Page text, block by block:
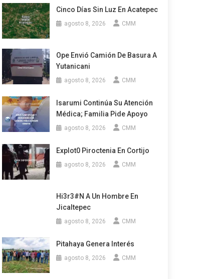
Cinco Días Sin Luz En Acatepec
agosto 8, 2026 CMM
Ope Envió Camión De Basura A
Yutanicani
agosto 8, 2026 CMM
Isarumi Continúa Su Atención
Médica; Familia Pide Apoyo
agosto 8, 2026 CMM
Explot0 Piroctenia En Cortijo
agosto 8, 2026 CMM
Hi3r3#n A Un Hombre En
Jicaltepec
agosto 8, 2026 CMM
Pitahaya Genera Interés
agosto 8, 2026 CMM